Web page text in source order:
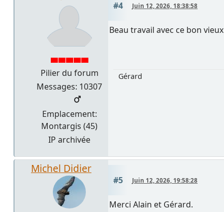
Pilier du forum
Messages: 10307
Emplacement:
Montargis (45)
IP archivée
#4 Juin 12, 2026, 18:38:58
Beau travail avec ce bon vieux
Gérard
Michel Didier
#5 Juin 12, 2026, 19:58:28
Merci Alain et Gérard.